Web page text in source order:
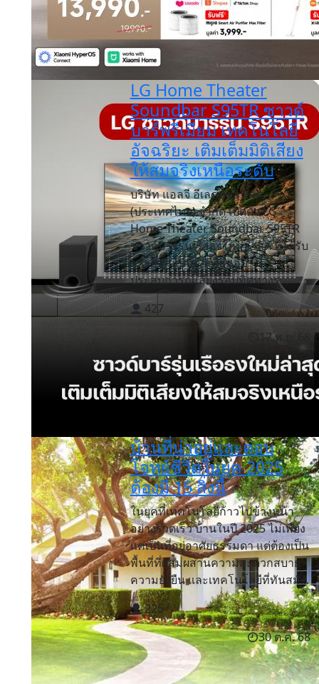
LG Home Theater
Soundbar S95TR ซาวด์
บาร์พรีเมียม เทคโนโลยี
อัจฉริยะ เติมเต็มมิติเสียง
ให้สมจริงเหนือระดับ
บริษัท แอลจี อีเลคทรอนิคส์
(ประเทศไทย) จำกัด เปิดตัว LG
Home Theater Soundbar S95TR
ซาวด์บาร์รุ่นเรือธงใหม่ล่าสุด ที่ได้รับ
การออกแบบมาเพื่อมอบ
ประสบการณ์เสียงรอบทิศทางร...
427
17 พ.ย. 68
บ้านที่น่าอยู่และตอบ
โจทย์ชีวิตในยุค 2025
ต้องมี 15 สิ่งนี้
ในยุคที่เทคโนโลยีก้าวไปข้างหน้า
อย่างรวดเร็ว บ้านในปี 2025 ไม่เพียง
แค่เป็นที่อยู่อาศัยธรรมดา แต่ต้องเป็น
พื้นที่ที่ผสมผสานความสะดวกสบาย
ความยั่งยืน และเทคโนโลยีที่ทันสมั...
225
30 ต.ค. 68